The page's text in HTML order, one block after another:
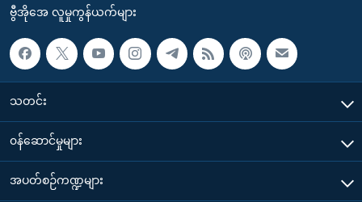
ဗွီအိုအေ လူမှုကွန်ယက်များ
သတင်း
၀န်ဆောင်မှုများ
အပတ်စဉ်ကဏ္ဍများ